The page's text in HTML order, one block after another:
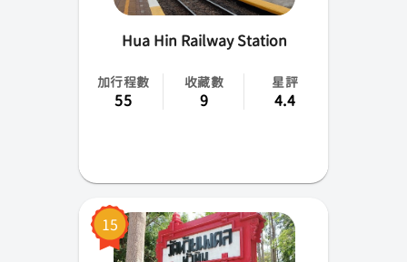
Hua Hin Railway Station
加行程數
55
收藏數
9
星評
4.4
15